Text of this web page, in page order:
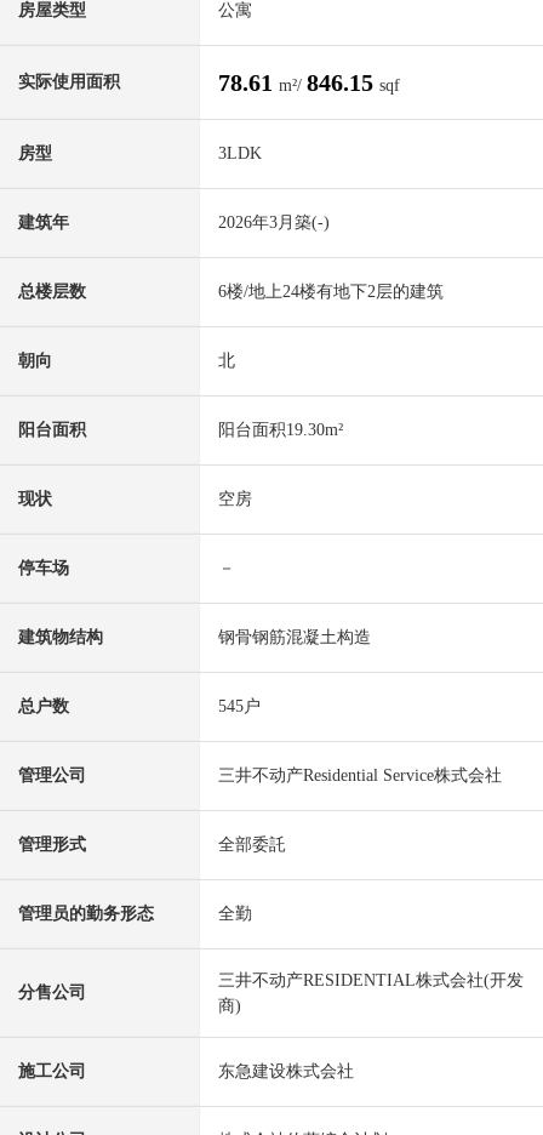
房屋类型 公寓
实际使用面积 78.61 m²/ 846.15 sqf
房型 3LDK
建筑年 2026年3月築(-)
总楼层数 6楼/地上24楼有地下2层的建筑
朝向 北
阳台面积 阳台面积19.30m²
现状 空房
停车场 －
建筑物结构 钢骨钢筋混凝土构造
总户数 545户
管理公司 三井不动产Residential Service株式会社
管理形式 全部委託
管理员的勤务形态 全勤
分售公司
三井不动产RESIDENTIAL株式会社(开发
商)
施工公司 东急建设株式会社